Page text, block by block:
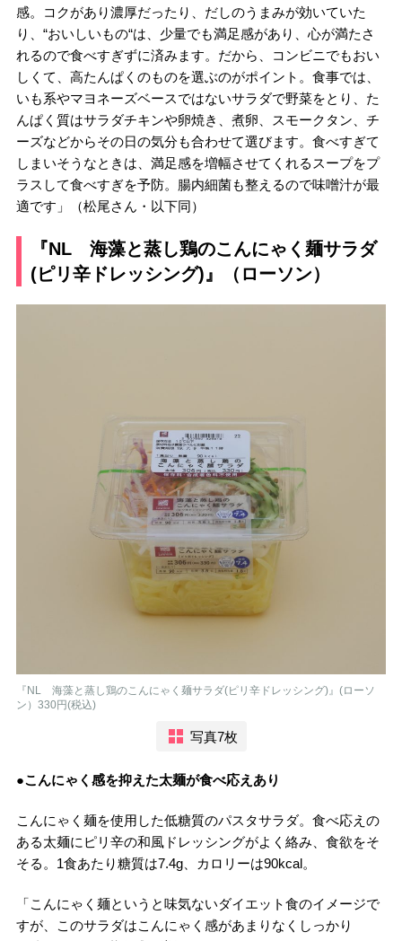
感。コクがあり濃厚だったり、だしのうまみが効いていた
り、“おいしいもの“は、少量でも満足感があり、心が満たさ
れるので食べすぎずに済みます。だから、コンビニでもおい
しくて、高たんぱくのものを選ぶのがポイント。食事では、
いも系やマヨネーズベースではないサラダで野菜をとり、た
んぱく質はサラダチキンや卵焼き、煮卵、スモークタン、チ
ーズなどからその日の気分も合わせて選びます。食べすぎて
しまいそうなときは、満足感を増幅させてくれるスープをプ
ラスして食べすぎを予防。腸内細菌も整えるので味噌汁が最
適です」（松尾さん・以下同）
『NL 海藻と蒸し鶏のこんにゃく麺サラダ
(ピリ辛ドレッシング)』（ローソン）
『NL 海藻と蒸し鶏のこんにゃく麺サラダ(ピリ辛ドレッシング)』(ローソ
ン）330円(税込)
写真7枚
●こんにゃく感を抑えた太麺が食べ応えあり
こんにゃく麺を使用した低糖質のパスタサラダ。食べ応えの
ある太麺にピリ辛の和風ドレッシングがよく絡み、食欲をそ
そる。1食あたり糖質は7.4g、カロリーは90kcal。
「こんにゃく麺というと味気ないダイエット食のイメージで
すが、このサラダはこんにゃく感があまりなくしっかり